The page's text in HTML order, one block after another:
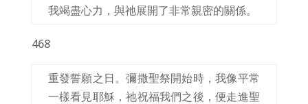
我竭盡心力，與祂展開了非常親密的關係。
468
重發誓願之日。彌撒聖祭開始時，我像平常
一樣看見耶穌，祂祝福我們之後，便走進聖